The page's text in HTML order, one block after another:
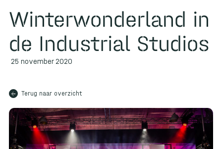
Winterwonderland in
de Industrial Studios
25 november 2020
arrow_back Terug naar overzicht
Over
Ecosysteem
Contact